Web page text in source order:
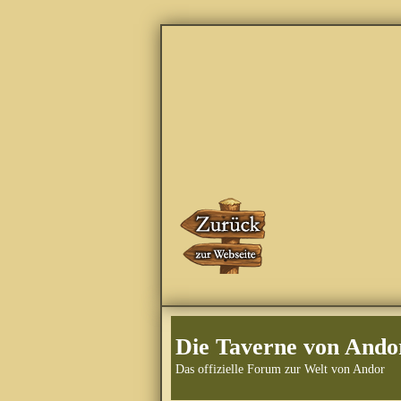
Die Taverne von
Das offizielle Forum zur Welt von Andor